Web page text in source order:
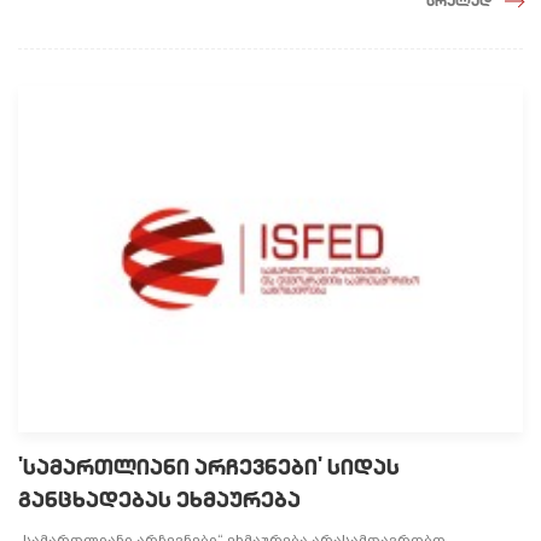
'სამართლიანი არჩევნები' სიდას
განცხადებას ეხმაურება